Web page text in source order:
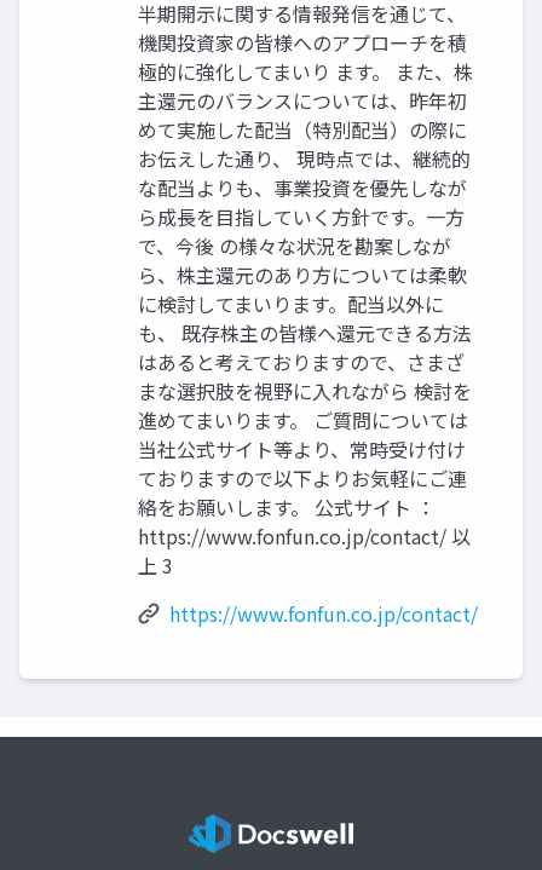
半期開示に関する情報発信を通じて、
機関投資家の皆様へのアプローチを積
極的に強化してまいり ます。 また、株
主還元のバランスについては、昨年初
めて実施した配当（特別配当）の際に
お伝えした通り、 現時点では、継続的
な配当よりも、事業投資を優先しなが
ら成長を目指していく方針です。一方
で、今後 の様々な状況を勘案しなが
ら、株主還元のあり方については柔軟
に検討してまいります。配当以外に
も、 既存株主の皆様へ還元できる方法
はあると考えておりますので、さまざ
まな選択肢を視野に入れながら 検討を
進めてまいります。 ご質問については
当社公式サイト等より、常時受け付け
ておりますので以下よりお気軽にご連
絡をお願いします。 公式サイト ：
https://www.fonfun.co.jp/contact/ 以
上 3
https://www.fonfun.co.jp/contact/